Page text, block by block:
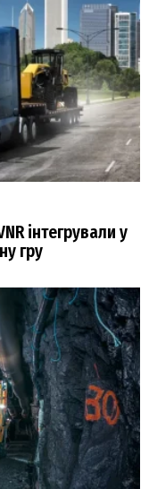
інтегрували у
гру